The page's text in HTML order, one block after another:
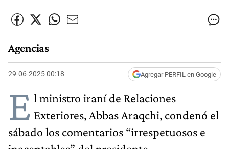
Agencias
29-06-2025 00:18 Agregar PERFIL en Google
E l ministro iraní de Relaciones
Exteriores, Abbas Araqchi, condenó el
sábado los comentarios “irrespetuosos e